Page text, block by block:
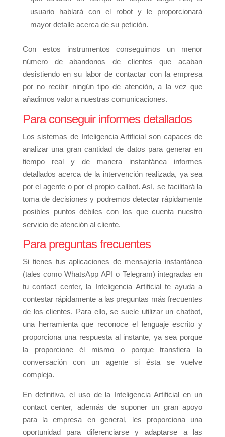
usuario hablará con el robot y le proporcionará
mayor detalle acerca de su petición.
Con estos instrumentos conseguimos un menor
número de abandonos de clientes que acaban
desistiendo en su labor de contactar con la empresa
por no recibir ningún tipo de atención, a la vez que
añadimos valor a nuestras comunicaciones.
Para conseguir informes detallados
Los sistemas de Inteligencia Artificial son capaces de
analizar una gran cantidad de datos para generar en
tiempo real y de manera instantánea informes
detallados acerca de la intervención realizada, ya sea
por el agente o por el propio callbot. Así, se facilitará la
toma de decisiones y podremos detectar rápidamente
posibles puntos débiles con los que cuenta nuestro
servicio de atención al cliente.
Para preguntas frecuentes
Si tienes tus aplicaciones de mensajería instantánea
(tales como WhatsApp API o Telegram) integradas en
tu contact center, la Inteligencia Artificial te ayuda a
contestar rápidamente a las preguntas más frecuentes
de los clientes. Para ello, se suele utilizar un chatbot,
una herramienta que reconoce el lenguaje escrito y
proporciona una respuesta al instante, ya sea porque
la proporcione él mismo o porque transfiera la
conversación con un agente si ésta se vuelve
compleja.
En definitiva, el uso de la Inteligencia Artificial en un
contact center, además de suponer un gran apoyo
para la empresa en general, les proporciona una
oportunidad para diferenciarse y adaptarse a las